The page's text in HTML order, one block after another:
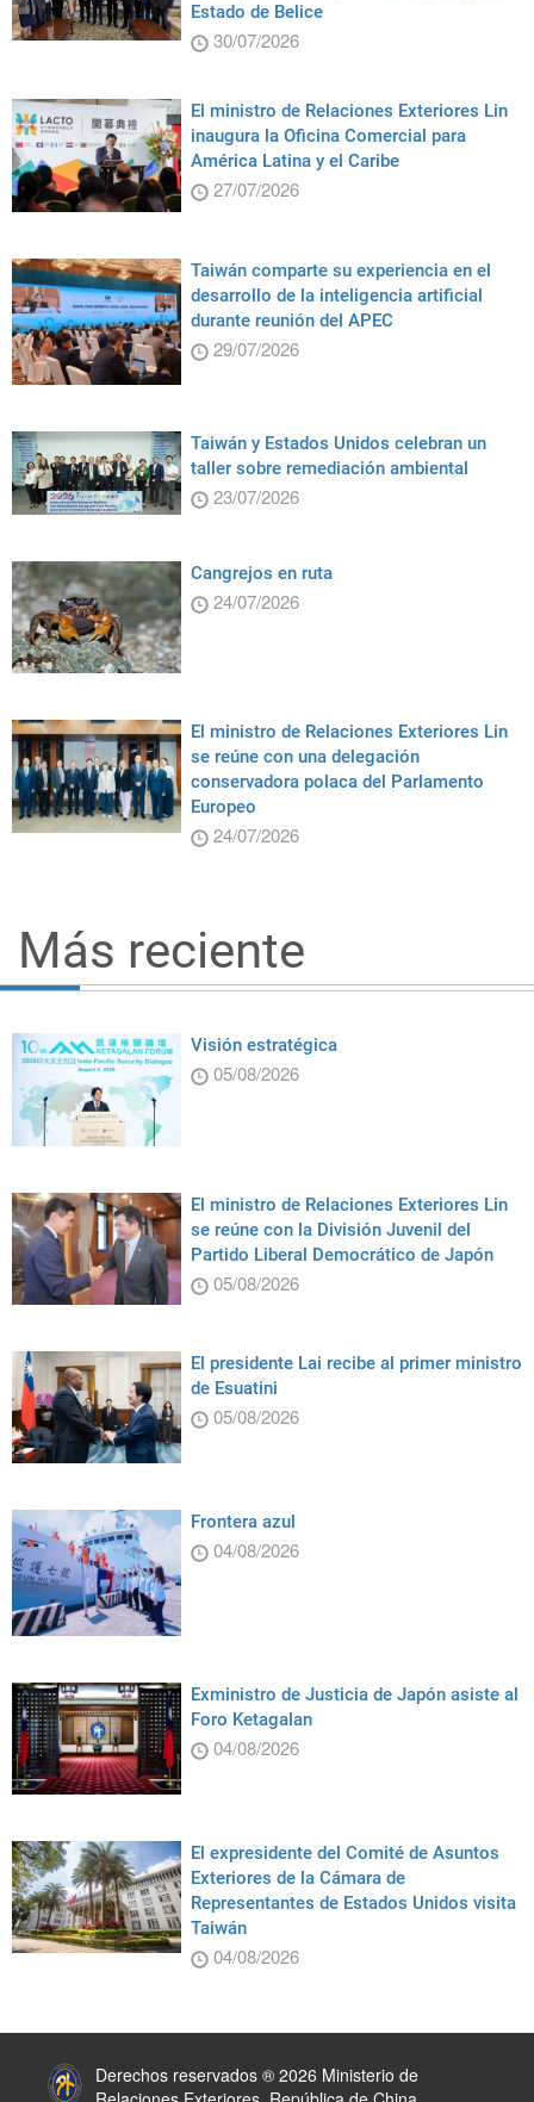
Estado de Belice
30/07/2026
El ministro de Relaciones Exteriores Lin
inaugura la Oficina Comercial para
América Latina y el Caribe
27/07/2026
Taiwán comparte su experiencia en el
desarrollo de la inteligencia artificial
durante reunión del APEC
29/07/2026
Taiwán y Estados Unidos celebran un
taller sobre remediación ambiental
23/07/2026
Cangrejos en ruta
24/07/2026
El ministro de Relaciones Exteriores Lin
se reúne con una delegación
conservadora polaca del Parlamento
Europeo
24/07/2026
Más reciente
Visión estratégica
05/08/2026
El ministro de Relaciones Exteriores Lin
se reúne con la División Juvenil del
Partido Liberal Democrático de Japón
05/08/2026
El presidente Lai recibe al primer ministro
de Esuatini
05/08/2026
Frontera azul
04/08/2026
Exministro de Justicia de Japón asiste al
Foro Ketagalan
04/08/2026
El expresidente del Comité de Asuntos
Exteriores de la Cámara de
Representantes de Estados Unidos visita
Taiwán
04/08/2026
Derechos reservados ® 2026 Ministerio de